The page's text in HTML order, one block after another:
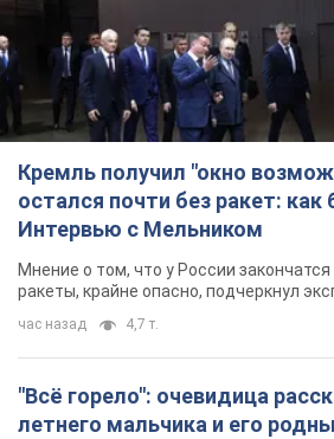
Кремль получил "окно
остался почти без ракет: как
Интервью с Мельником
Мнение о том, что у России
ракеты, крайне опасно, подчеркнул
час назад 4,7 т.
"Всё горело": очевидица
летнего мальчика и его